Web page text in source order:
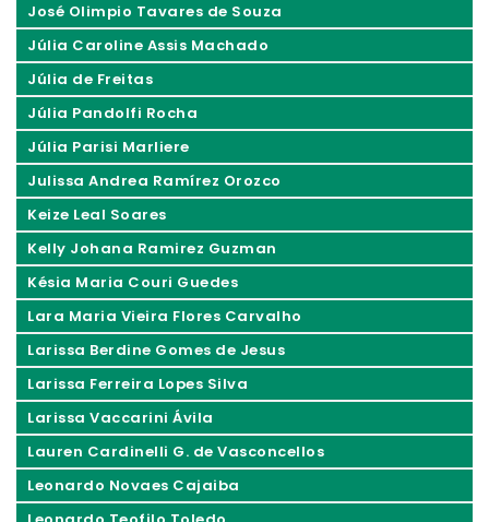
José Olimpio Tavares de Souza
Júlia Caroline Assis Machado
Júlia de Freitas
Júlia Pandolfi Rocha
Júlia Parisi Marliere
Julissa Andrea Ramírez Orozco
Keize Leal Soares
Kelly Johana Ramirez Guzman
Késia Maria Couri Guedes
Lara Maria Vieira Flores Carvalho
Larissa Berdine Gomes de Jesus
Larissa Ferreira Lopes Silva
Larissa Vaccarini Ávila
Lauren Cardinelli G. de Vasconcellos
Leonardo Novaes Cajaiba